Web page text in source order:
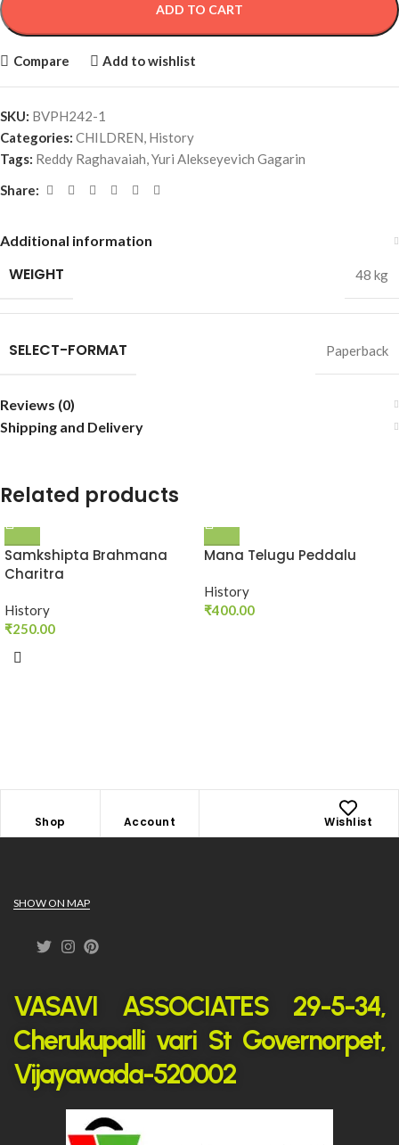
ADD TO CART
Compare Add to wishlist
SKU: BVPH242-1
Categories: CHILDREN, History
Tags: Reddy Raghavaiah,Yuri Alekseyevich Gagarin
Share:
Additional information
WEIGHT 48 kg
SELECT-FORMAT Paperback
Reviews (0)
Shipping and Delivery
Related products
Samkshipta Brahmana
Charitra
History
₹250.00
Mana Telugu Peddalu
History
₹400.00
Shop Account Wishlist
SHOW ON MAP
VASAVI ASSOCIATES 29-5-34,
Cherukupalli vari St Governorpet,
Vijayawada-520002